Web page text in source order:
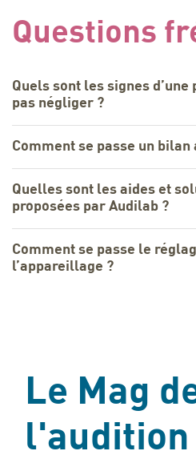
Questions
Quels sont les signes
pas négliger ?
Comment se passe un bilan
Quelles sont les aides et
proposées par Audilab ?
Comment se passe le
l’appareillage ?
Le Mag
l'audition